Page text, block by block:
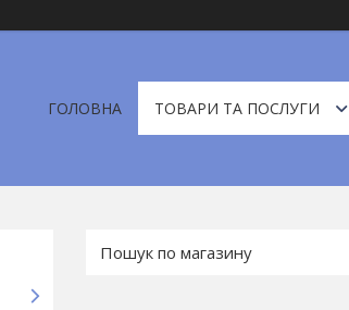
ГОЛОВНА ТОВАРИ ТА ПОСЛУГИ